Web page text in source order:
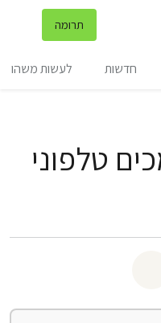
תרומה
חדשות לעשות משהו
טלפוני